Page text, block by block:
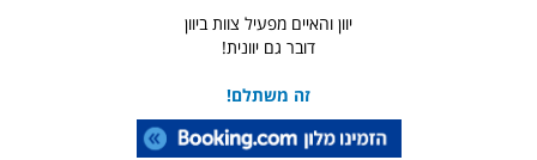
יוון והאיים מפעיל צוות ביוון
דובר גם יוונית!
זה משתלם!